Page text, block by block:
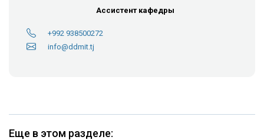
Ассистент кафедры
+992 938500272
info@ddmit.tj
Еще в этом разделе: